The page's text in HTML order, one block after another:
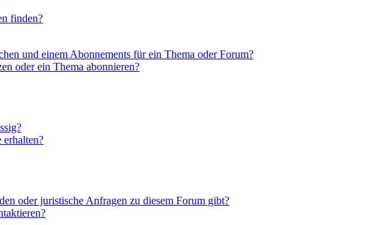
finden?
und einem Abonnements für ein Thema oder Forum?
oder ein Thema abonnieren?
oder juristische Anfragen zu diesem Forum gibt?